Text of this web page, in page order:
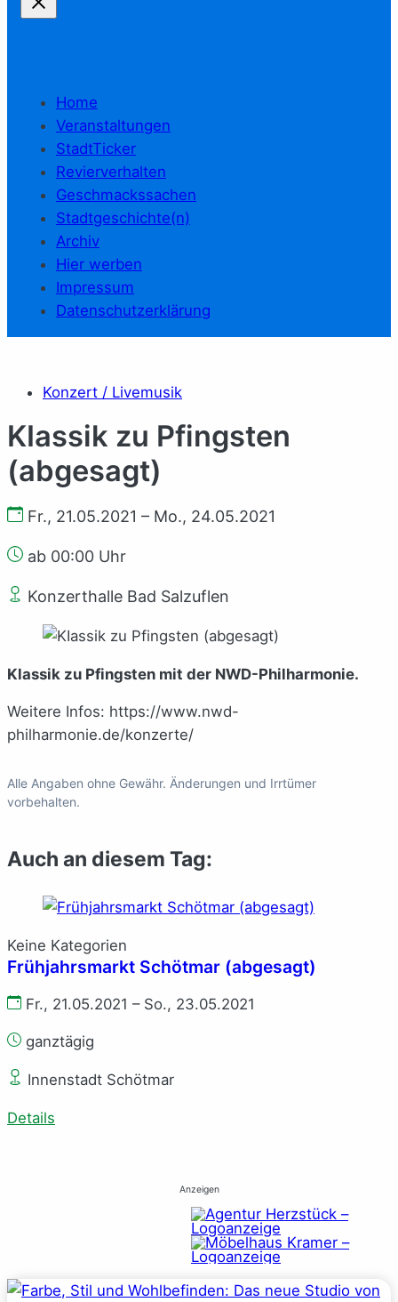
Home
Veranstaltungen
StadtTicker
Revierverhalten
Geschmackssachen
Stadtgeschichte(n)
Archiv
Hier werben
Impressum
Datenschutzerklärung
Konzert / Livemusik
KIassik zu Pfingsten
(abgesagt)
Fr., 21.05.2021 – Mo., 24.05.2021
ab 00:00 Uhr
Konzerthalle Bad Salzuflen
Klassik zu Pfingsten mit der NWD-Philharmonie.
Weitere Infos: https://www.nwd-
philharmonie.de/konzerte/
Alle Angaben ohne Gewähr. Änderungen und Irrtümer
vorbehalten.
Auch an diesem Tag:
Keine Kategorien
Frühjahrsmarkt Schötmar (abgesagt)
Fr., 21.05.2021 – So., 23.05.2021
ganztägig
Innenstadt Schötmar
Details
Anzeigen